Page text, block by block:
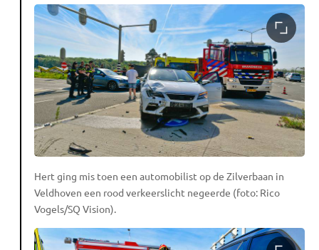
Hert ging mis toen een automobilist op de Zilverbaan in
Veldhoven een rood verkeerslicht negeerde (foto: Rico
Vogels/SQ Vision).